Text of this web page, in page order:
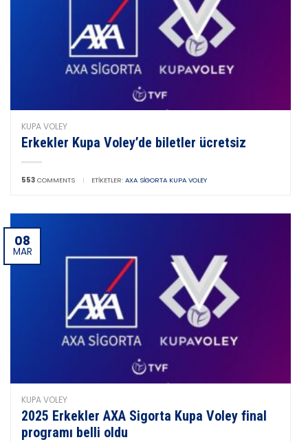
KUPA VOLEY
Erkekler Kupa Voley’de biletler ücretsiz
553 COMMENTS | ETIKETLER: AXA SIGORTA KUPA VOLEY
08
MAR
KUPA VOLEY
2025 Erkekler AXA Sigorta Kupa Voley final
programı belli oldu